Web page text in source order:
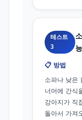
테스트
3
📋 방법
소파나 낮은
너머에 간식
강아지가 직
돌아서 가져